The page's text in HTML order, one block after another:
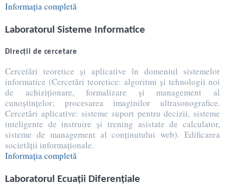
Informația completă
Laboratorul Sisteme Informatice
Direcţii de cercetare
Cercetări teoretice şi aplicative în domeniul sistemelor
informatice (Cercetări teoretice: algoritmi şi tehnologii noi
de achiziţionare, formalizare şi management al
cunoştinţelor; procesarea imaginilor ultrasonografice.
Cercetări aplicative: sisteme suport pentru decizii, sisteme
inteligente de instruire şi trening asistate de calculator,
sisteme de management al conţinutului web). Edificarea
societăţii informaţionale.
Informația completă
Laboratorul Ecuaţii Diferenţiale